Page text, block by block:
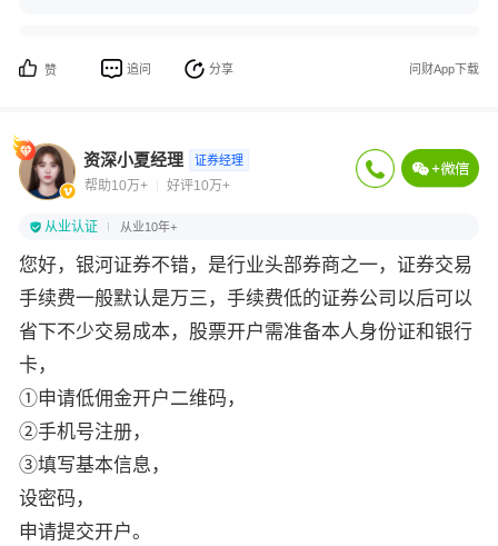
赞 追问 分享 问财App下载
资深小夏经理 证券经理
帮助10万+ 好评10万+
从业认证 从业10年+
您好，银河证券不错，是行业头部券商之一，证券交易
手续费一般默认是万三，手续费低的证券公司以后可以
省下不少交易成本，股票开户需准备本人身份证和银行
卡，
①申请低佣金开户二维码，
②手机号注册，
③填写基本信息，
设密码，
申请提交开户。